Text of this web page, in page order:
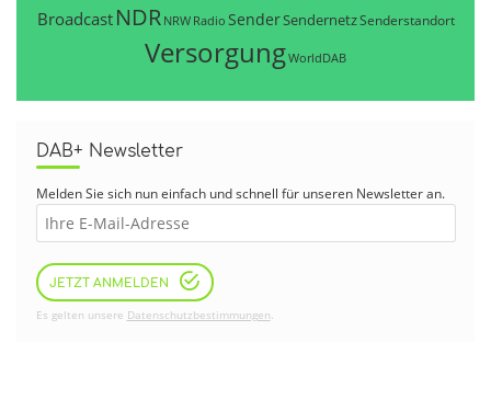
Broadcast NDR NRW Radio SenderSendernetzSenderstandort
VersorgungWorldDAB
DAB+ Newsletter
Melden Sie sich nun einfach und schnell für unseren Newsletter an.
JETZT ANMELDEN
Es gelten unsere Datenschutzbestimmungen.